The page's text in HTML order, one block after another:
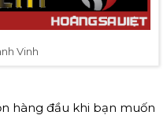
Vinh
hàng đầu khi bạn muốn